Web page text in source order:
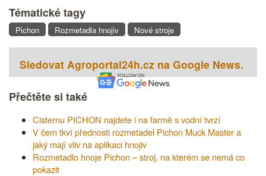
Tématické tagy
Pichon Rozmetadla hnojiv Nové stroje
Sledovat Agroportal24h.cz na Google News.
Přečtěte si také
Cisternu PICHON najdete i na farmě s vodní tvrzí
V čem tkví přednosti rozmetadel Pichon Muck Master a
jaký mají vliv na aplikaci hnojiv
Rozmetadlo hnoje Pichon – stroj, na kterém se nemá co
pokazit